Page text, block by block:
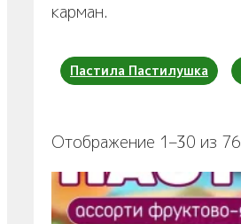
карман.
Пастила Пастилушка
Отображение 1–30 из 76